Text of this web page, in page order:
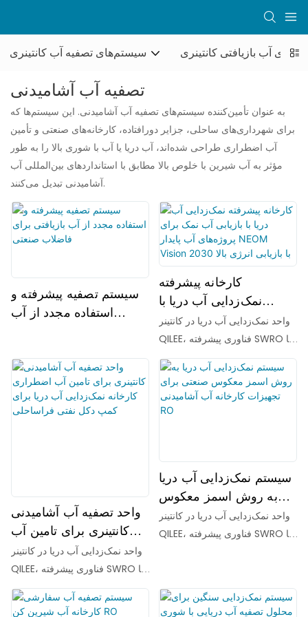
سیستم‌های تصفیه آب کانتینری آب بازیافتی کانتینری
تصفیه آب آشامیدنی
به عنوان تأمین‌کننده سیستم‌های تصفیه آب آشامیدنی. این سیستم‌ها که
برای شهرداری‌های ساحلی، جزایر دورافتاده، کارخانه‌های صنعتی و تأمین
آب اضطراری طراحی شده‌اند، آب دریا یا آب با شوری بالا را به طور
مؤثر به آب شیرین با خلوص بالا مطابق با استانداردهای بین‌المللی آب
آشامیدنی تبدیل می‌کنند.
سیستم تصفیه پیشرفته و
استفاده مجدد از آب
کارخانه پیشرفته
نمک‌زدایی آب دریا با
بازیابی آب نمک برای
پروژه‌های آب پایدار NEOM
Vision 2030 با بازیابی
انرژی بالا
واحد نمک‌زدایی آب دریا در کانتینر
QILEE، فناوری پیشرفته SWRO با
عناصر غشایی AVANGARD AG-
SWRO-8040HR با کارایی بالا در
واحدهای جمع و جور و
سریع‌الاستقرار. این سیستم‌ها که
تأمین آب اضطراری طراحی
شده‌اند، به طور مؤثر آب دریا یا آب
با شوری بالا را به آب شیرین با
خلوص بالا مطابق با استانداردهای
بین‌المللی آب آشامیدنی تبدیل
واحد تصفیه آب آشامیدنی
کانتینری برای تامین آب
اضطراری کارخانه
نمک‌زدایی آب دریا برای
کمپ دکل نفتی فراساحلی
واحد نمک‌زدایی آب دریا در کانتینر
QILEE، فناوری پیشرفته SWRO با
عناصر غشایی AVANGARD AG-
SWRO-8040HR با کارایی بالا در
سیستم نمک‌زدایی آب دریا
به روش اسمز معکوس
صنعتی برای تجهیزات
کارخانه آب آشامیدنی RO
واحد نمک‌زدایی آب دریا در کانتینر
QILEE، فناوری پیشرفته SWRO با
واحدهای جمع و جور و
سریع‌الاستقرار. این سیستم‌ها که